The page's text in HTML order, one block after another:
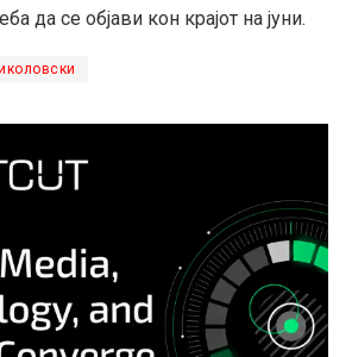
да се објави кон крајот на јуни.